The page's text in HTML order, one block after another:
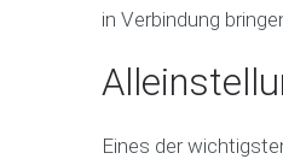
in Verbindung
Eines der